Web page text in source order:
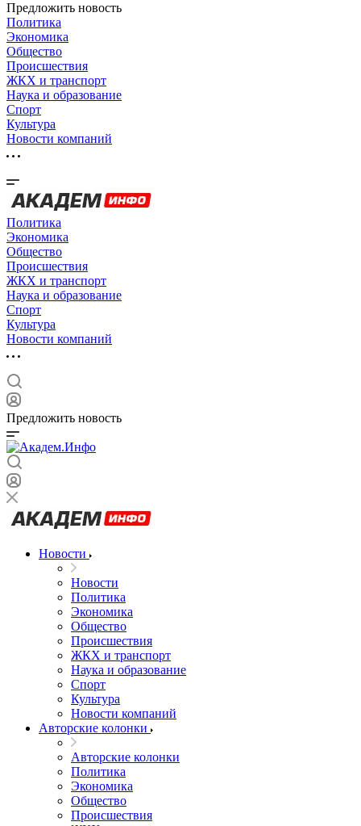
Предложить новость
Политика
Экономика
Общество
Происшествия
ЖКХ и транспорт
Наука и образование
Спорт
Культура
Новости компаний
Политика
Экономика
Общество
Происшествия
ЖКХ и транспорт
Наука и образование
Спорт
Культура
Новости компаний
Предложить новость
Новости
Новости
Политика
Экономика
Общество
Происшествия
ЖКХ и транспорт
Наука и образование
Спорт
Культура
Новости компаний
Авторские колонки
Авторские колонки
Политика
Экономика
Общество
Происшествия